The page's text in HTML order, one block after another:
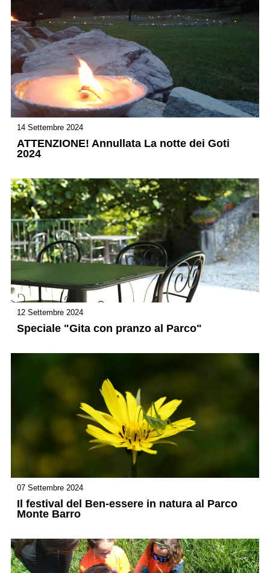
14 Settembre 2024
ATTENZIONE! Annullata La notte dei Goti
2024
12 Settembre 2024
Speciale "Gita con pranzo al Parco"
07 Settembre 2024
Il festival del Ben-essere in natura al Parco
Monte Barro